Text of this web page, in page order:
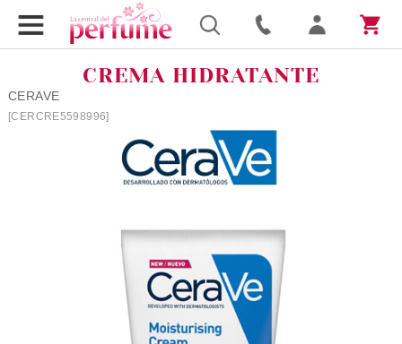
CREMA HIDRATANTE
CERAVE
[CERCRE5598996]